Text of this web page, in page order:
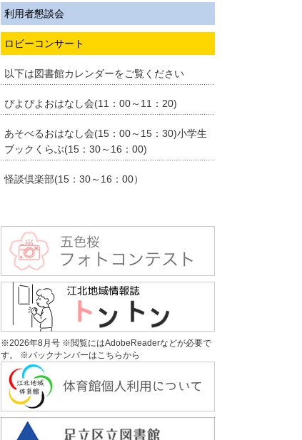
利用者懇談会
ロビーコンサート
以下は図書館カレンダーをご覧ください
ぴよぴよおはなし会(11：00～11：20)
あそべるおはなし会(15：00～15：30)小学生
ブックくらぶ(15：30～16：00)
怪談倶楽部(15：30～16：00）
※2026年8月号 ※閲覧にはAdobeReaderなどが必要で
す。 ※バックナンバーはこちらから